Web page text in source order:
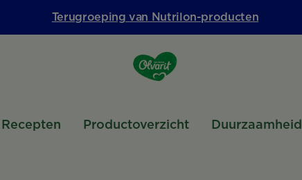
Terugroeping van Nutrilon-producten
Recepten Productoverzicht Duurzaamheid